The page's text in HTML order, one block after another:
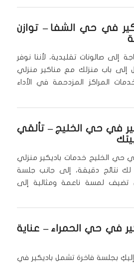
في حي الشفا – توازن
إلى صالونات تقليدية، لأننا نوفر
إلى باب منزلك مع مناكير منزلي
المراكز المزدحمة في الأداء
في حي الخليج – تألقي
حي الخليج خدمات باديكير منزلي
لك نتائج دقيقة، إلى جانب جلسة
تضيف لمسة ناعمة ومثالية إلى
في حي الحمراء – عناية
بجلسة فاخرة تشمل باديكير في